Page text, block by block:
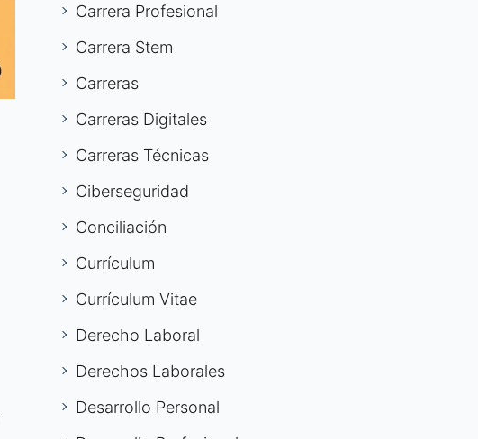
Carrera Profesional
Carrera Stem
Carreras
Carreras Digitales
Carreras Técnicas
Ciberseguridad
Conciliación
Currículum
Currículum Vitae
Derecho Laboral
Derechos Laborales
Desarrollo Personal